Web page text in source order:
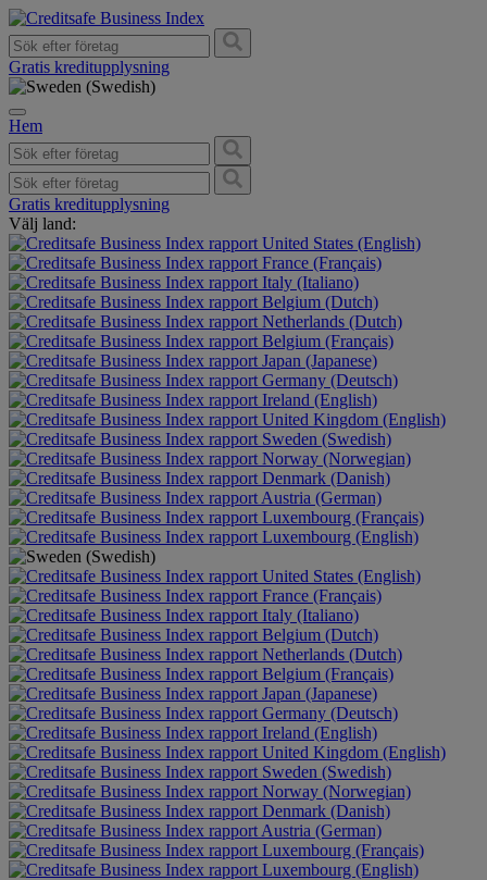
Gratis kreditupplysning
Hem
Gratis kreditupplysning
Välj land:
United States (English)
France (Français)
Italy (Italiano)
Belgium (Dutch)
Netherlands (Dutch)
Belgium (Français)
Japan (Japanese)
Germany (Deutsch)
Ireland (English)
United Kingdom (English)
Sweden (Swedish)
Norway (Norwegian)
Denmark (Danish)
Austria (German)
Luxembourg (Français)
Luxembourg (English)
United States (English)
France (Français)
Italy (Italiano)
Belgium (Dutch)
Netherlands (Dutch)
Belgium (Français)
Japan (Japanese)
Germany (Deutsch)
Ireland (English)
United Kingdom (English)
Sweden (Swedish)
Norway (Norwegian)
Denmark (Danish)
Austria (German)
Luxembourg (Français)
Luxembourg (English)